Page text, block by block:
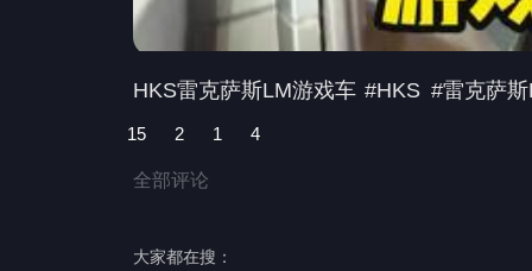
HKS雷克萨斯LM游戏车 #HKS #雷克萨
15 2 1 4
全部评论
大家都在搜：